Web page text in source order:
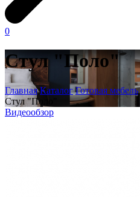
0
Стул "Поло"
Главная Каталог Готовая мебель
Стул "Поло"
Видеообзор